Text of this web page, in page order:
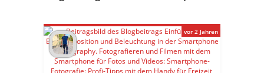
vor 2 Jahren